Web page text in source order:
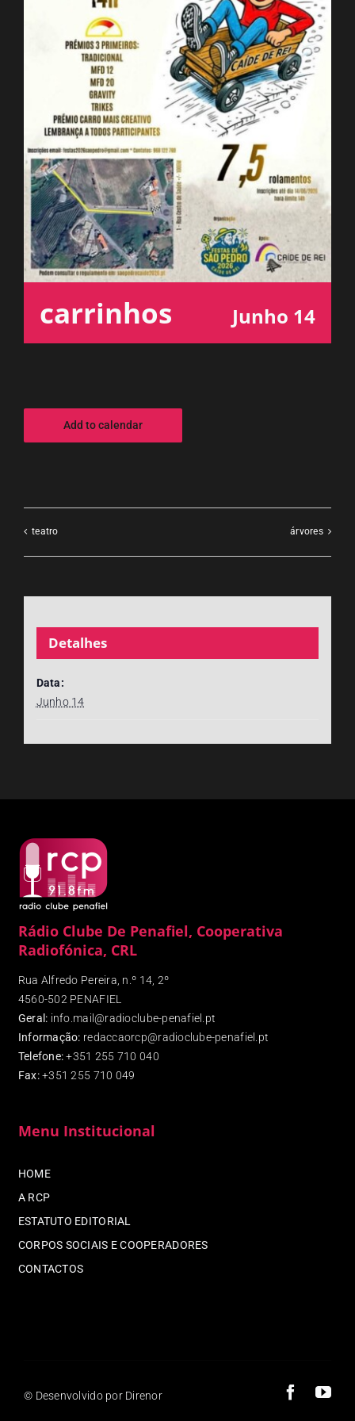
ESPAÇO OUVINTE
A RCP
OUVIR
carrinhos Junho 14
Add to calendar
teatro árvores
Detalhes
Data:
Junho 14
Rádio Clube De Penafiel, Cooperativa
Radiofónica, CRL
Rua Alfredo Pereira, n.º 14, 2º
4560-502 PENAFIEL
Geral: info.mail@radioclube-penafiel.pt
Informação: redaccaorcp@radioclube-penafiel.pt
Telefone: +351 255 710 040
Fax:+351 255 710 049
Menu Institucional
HOME
A RCP
ESTATUTO EDITORIAL
CORPOS SOCIAIS E COOPERADORES
CONTACTOS
© Desenvolvido por Direnor